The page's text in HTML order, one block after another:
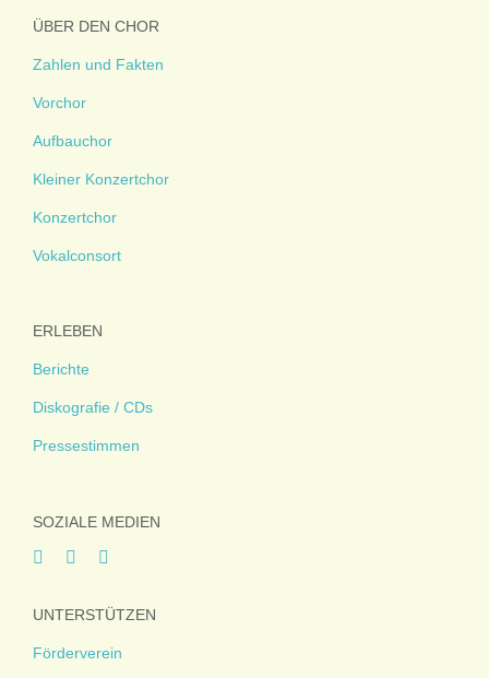
ÜBER DEN CHOR
Zahlen und Fakten
Vorchor
Aufbauchor
Kleiner Konzertchor
Konzertchor
Vokalconsort
ERLEBEN
Berichte
Diskografie / CDs
Pressestimmen
SOZIALE MEDIEN
UNTERSTÜTZEN
Förderverein